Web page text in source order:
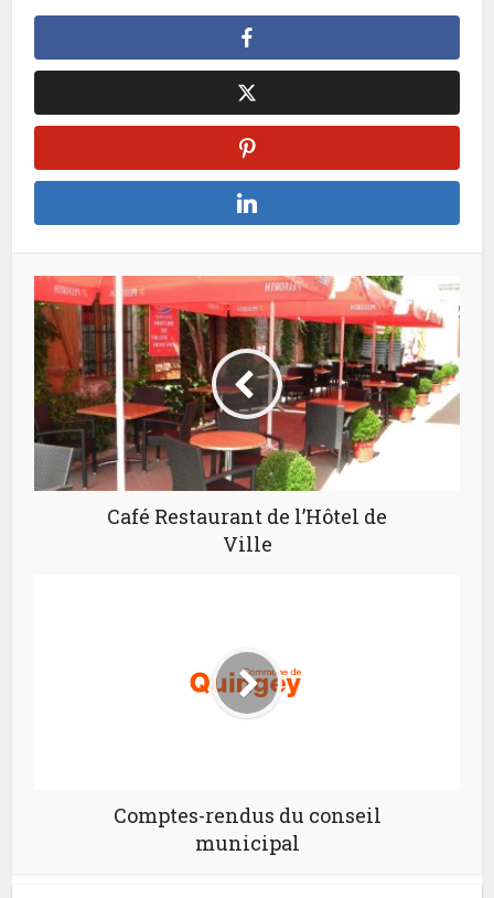
Café Restaurant de l’Hôtel de
Ville
Comptes-rendus du conseil
municipal